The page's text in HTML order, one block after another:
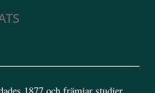
1877 och främjar studier